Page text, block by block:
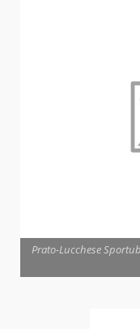
Prato-Lucchese